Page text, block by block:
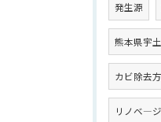
発生源
熊本県宇
カビ除去
リノベ―